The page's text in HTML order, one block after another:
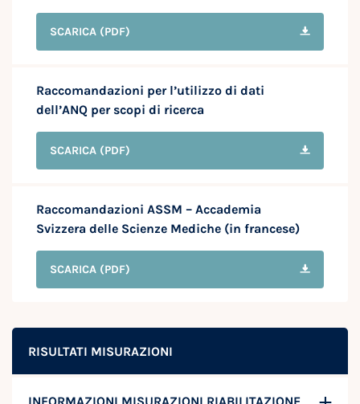
RISULTATI MISURAZIONI
SCARICA (PDF)
Raccomandazioni per l’utilizzo di dati
dell’ANQ per scopi di ricerca
SCARICA (PDF)
Raccomandazioni ASSM – Accademia
Svizzera delle Scienze Mediche (in francese)
SCARICA (PDF)